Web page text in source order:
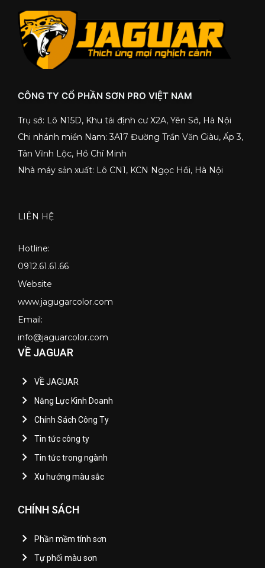
CÔNG TY CỔ PHẦN SƠN PRO VIỆT NAM
Trụ sở: Lô N15D, Khu tái định cư X2A, Yên Sở, Hà Nội
Chi nhánh miền Nam: 3A17 Đường Trần Văn Giàu, Ấp 3,
Tân Vĩnh Lộc, Hồ Chí Minh
Nhà máy sản xuất: Lô CN1, KCN Ngọc Hồi, Hà Nội
LIÊN HỆ
Hotline:
0912.61.61.66
Website
www.jagugarcolor.com
Email:
info@jaguarcolor.com
VỀ JAGUAR
VỀ JAGUAR
Năng Lực Kinh Doanh
Chính Sách Công Ty
Tin tức công ty
Tin tức trong ngành
Xu hướng màu sắc
CHÍNH SÁCH
Phần mềm tính sơn
Tự phối màu sơn